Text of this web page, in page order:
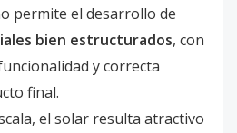
permite el desarrollo de
bien estructurados, con
y correcta
final.
el solar resulta atractivo